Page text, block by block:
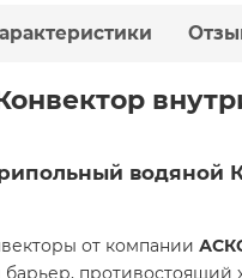
от компании